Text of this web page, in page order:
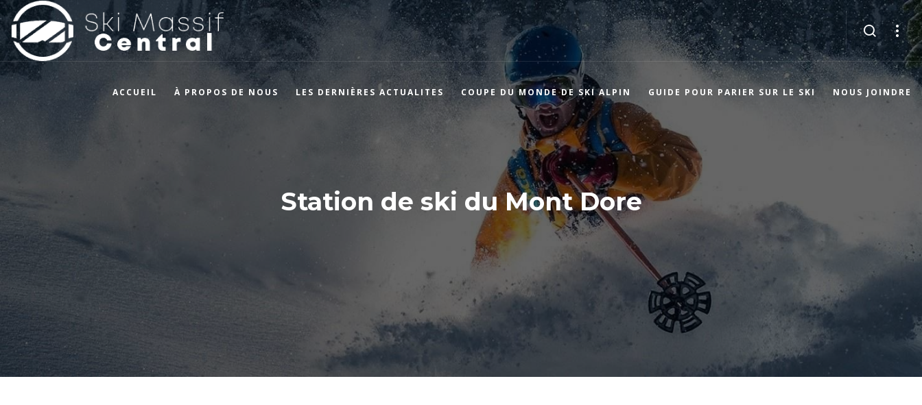
ACCUEIL À PROPOS DE NOUS LES DERNIÈRES ACTUALITES COUPE DU MONDE DE SKI ALPIN GUIDE POUR PARIER SUR LE SKI NOUS JOINDRE
Station de ski du Mont Dore